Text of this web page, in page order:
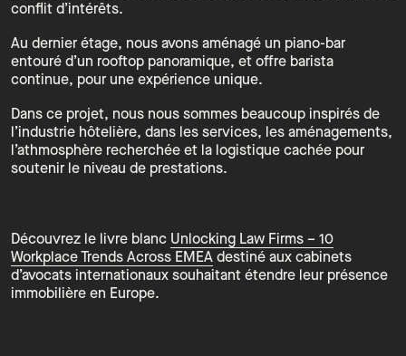
conflit d’intérêts.
Au dernier étage, nous avons aménagé un piano-bar
entouré d’un rooftop panoramique, et offre barista
continue, pour une expérience unique.
Dans ce projet, nous nous sommes beaucoup inspirés de
l’industrie hôtelière, dans les services, les aménagements,
l’athmosphère recherchée et la logistique cachée pour
soutenir le niveau de prestations.
Découvrez le livre blanc Unlocking Law Firms – 10
Workplace Trends Across EMEA destiné aux cabinets
d’avocats internationaux souhaitant étendre leur présence
immobilière en Europe.